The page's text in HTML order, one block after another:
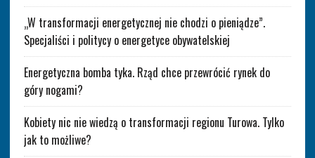
„W transformacji energetycznej nie chodzi o pieniądze”.
Specjaliści i politycy o energetyce obywatelskiej
Energetyczna bomba tyka. Rząd chce przewrócić rynek do
góry nogami?
Kobiety nic nie wiedzą o transformacji regionu Turowa. Tylko
jak to możliwe?